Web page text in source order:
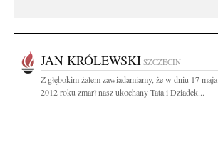
JAN KRÓLEWSKI SZCZECIN
Z głębokim żalem zawiadamiamy, że w dniu 17 maja
2012 roku zmarł nasz ukochany Tata i Dziadek...